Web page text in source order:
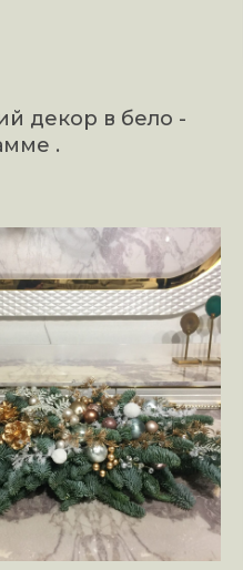
декор в бело -
.